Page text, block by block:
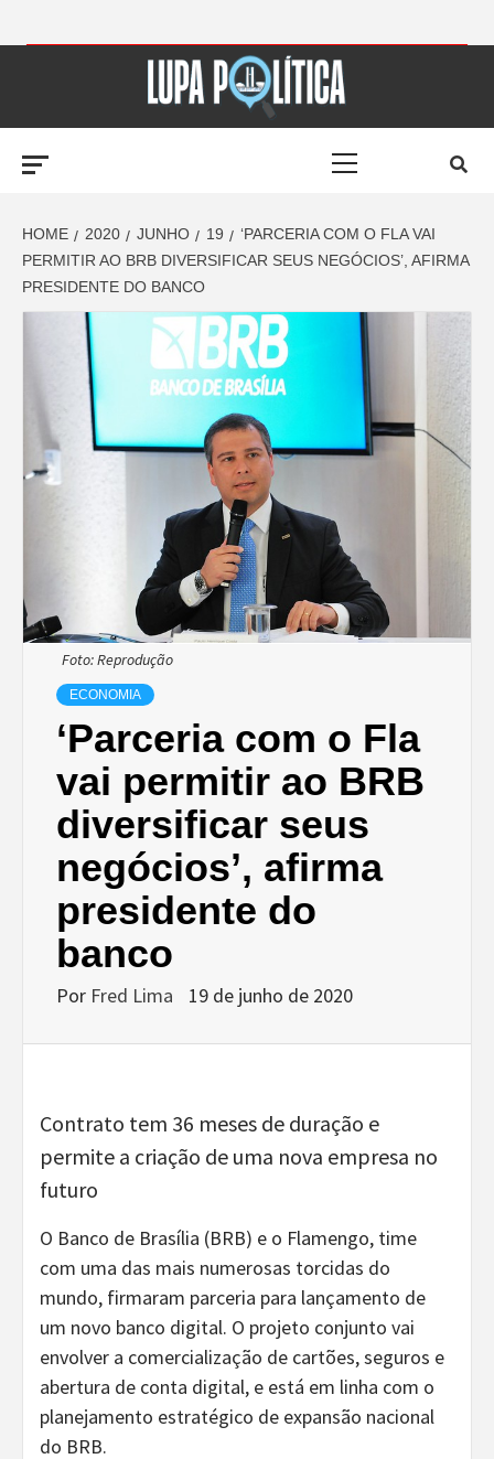
LUPA
POLÍTICA –
AMPLIANDO A
NOTÍCIA
HOME 2020 JUNHO 19
‘PARCERIA COM O FLA VAI
PERMITIR AO BRB DIVERSIFICAR SEUS NEGÓCIOS’, AFIRMA
PRESIDENTE DO BANCO
Foto: Reprodução
ECONOMIA
‘Parceria com o Fla
vai permitir ao BRB
diversificar seus
negócios’, afirma
presidente do
banco
Por Fred Lima 19 de junho de 2020
Contrato tem 36 meses de duração e
permite a criação de uma nova empresa no
futuro
O Banco de Brasília (BRB) e o Flamengo, time
com uma das mais numerosas torcidas do
mundo, firmaram parceria para lançamento de
um novo banco digital. O projeto conjunto vai
envolver a comercialização de cartões, seguros e
abertura de conta digital, e está em linha com o
planejamento estratégico de expansão nacional
do BRB.